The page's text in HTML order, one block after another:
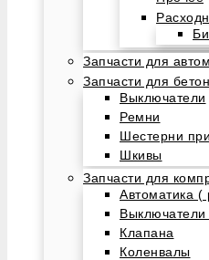
Запчасти для
Запчасти для
Выключатели
Ремни
Шестерни
Шкивы
Запчасти для
Автоматика (
Выключатели
Клапана
Коленвалы